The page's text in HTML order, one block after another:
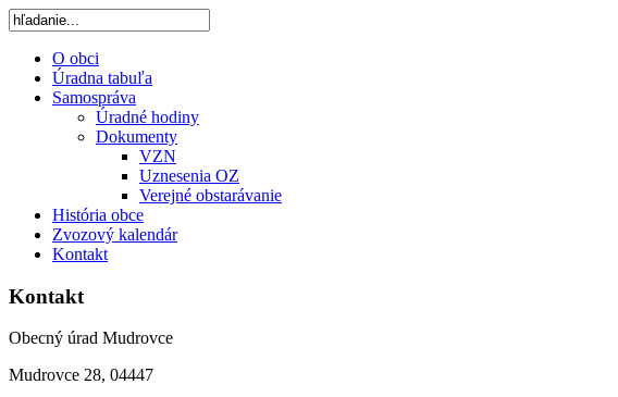
O obci
Úradna tabuľa
Samospráva
Úradné hodiny
Dokumenty
VZN
Uznesenia OZ
Verejné obstarávanie
História obce
Zvozový kalendár
Kontakt
Kontakt
Obecný úrad Mudrovce
Mudrovce 28, 04447